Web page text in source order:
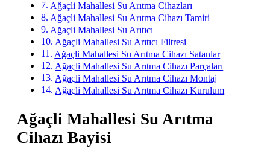
Ağaçli Mahallesi Su Arıtma Cihazları
Ağaçli Mahallesi Su Arıtma Cihazı Tamiri
Ağaçli Mahallesi Su Arıtıcı
Ağaçli Mahallesi Su Arıtıcı Filtresi
Ağaçli Mahallesi Su Arıtma Cihazı Satanlar
Ağaçli Mahallesi Su Arıtma Cihazı Parçaları
Ağaçli Mahallesi Su Arıtma Cihazı Montaj
Ağaçli Mahallesi Su Arıtma Cihazı Kurulum
Ağaçli Mahallesi Su Arıtma
Cihazı Bayisi